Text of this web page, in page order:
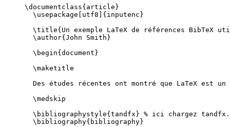
\documentclass{ article }
\usepackage
utf8 ]{ inputenc }
\title{Un exemple LaTeX de références
\author{John Smith}
\begin{ document }
\maketitle
Des études récentes ont montré que LaTeX est
\medskip
\bibliographystyle{tandfx} % ici chargez
\bibliography{bibliography}